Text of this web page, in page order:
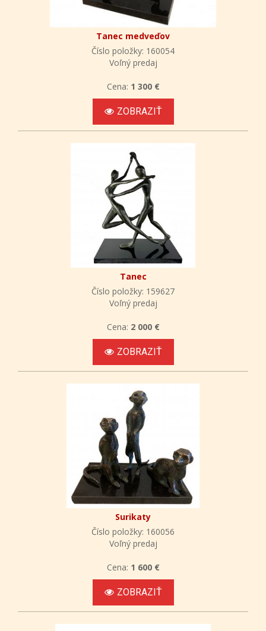
Tanec medveďov
Číslo položky: 160054
Voľný predaj
Cena: 1 300 €
ZOBRAZIŤ
Tanec
Číslo položky: 159627
Voľný predaj
Cena: 2 000 €
ZOBRAZIŤ
Surikaty
Číslo položky: 160056
Voľný predaj
Cena: 1 600 €
ZOBRAZIŤ